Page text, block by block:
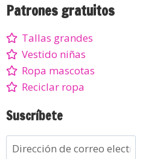
Patrones gratuitos
Tallas grandes
Vestido niñas
Ropa mascotas
Reciclar ropa
Suscríbete